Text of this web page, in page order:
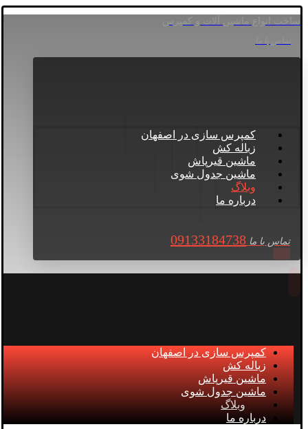
ساخت انواع ماشین آلات و کمپرس
کمپرس سازی در اصفهان
زباله کش
ماشین قیرپاش
ماشین جدول شوی
وبلاگ
درباره ما
تماس با ما 09133184738
کمپرس سازی در اصفهان
زباله کش
ماشین قیرپاش
ماشین جدول شوی
وبلاگ
درباره ما